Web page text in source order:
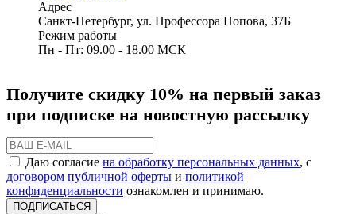
Адрес
Санкт-Петербург, ул. Профессора Попова, 37Б
Режим работы
Пн - Пт: 09.00 - 18.00 МСК
Получите скидку 10% на первый заказ
при подписке на новостную рассылку
Даю согласие на обработку персональных данных, с
договором публичной оферты и политикой
конфиденциальности ознакомлен и принимаю.
ПОДПИСАТЬСЯ